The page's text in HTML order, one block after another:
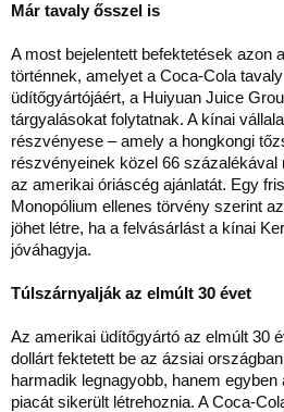
Már tavaly ősszel is
A most bejelentett befektetések azon
történnek, amelyet a Coca-Cola
üdítőgyártójáért, a Huiyuan Juice
tárgyalásokat folytatnak. A kínai
részvényese – amely a hongkongi
részvényeinek közel 66 százalékával
az amerikai óriáscég ajánlatát. Egy
Monopólium ellenes törvény szerint
jöhet létre, ha a felvásárlást a kínai
jóváhagyja.
Túlszárnyalják az elmúlt 30 évet
Az amerikai üdítőgyártó az elmúlt 30
dollárt fektetett be az ázsiai
harmadik legnagyobb, hanem
piacát sikerült létrehoznia. A Coca-